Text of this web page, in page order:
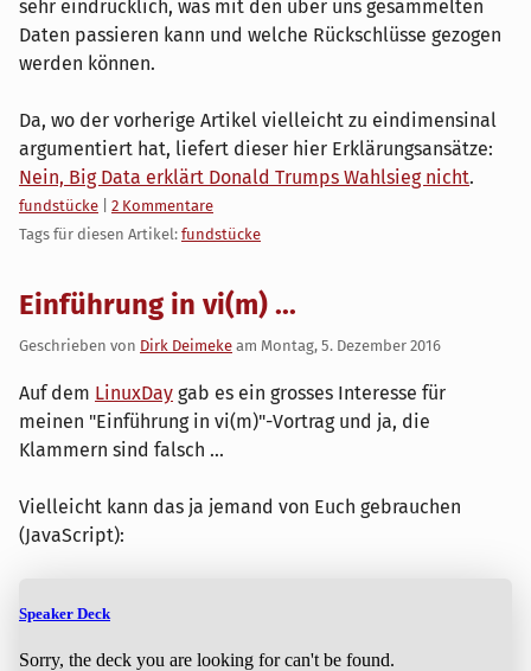
sehr eindrücklich, was mit den über uns gesammelten
Daten passieren kann und welche Rückschlüsse gezogen
werden können.
Da, wo der vorherige Artikel vielleicht zu eindimensinal
argumentiert hat, liefert dieser hier Erklärungsansätze:
Nein, Big Data erklärt Donald Trumps Wahlsieg nicht.
Kategorien:
fundstücke
2 Kommentare
Tags für diesen Artikel: fundstücke
Einführung in vi(m) ...
Geschrieben von Dirk Deimeke am Montag, 5. Dezember 2016
Auf dem LinuxDay gab es ein grosses Interesse für
meinen "Einführung in vi(m)"-Vortrag und ja, die
Klammern sind falsch ...
Vielleicht kann das ja jemand von Euch gebrauchen
(JavaScript):